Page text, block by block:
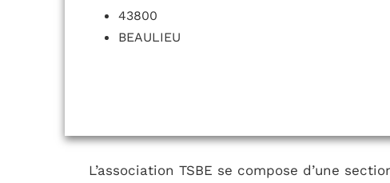
43800
BEAULIEU
L’association TSBE se compose d’une